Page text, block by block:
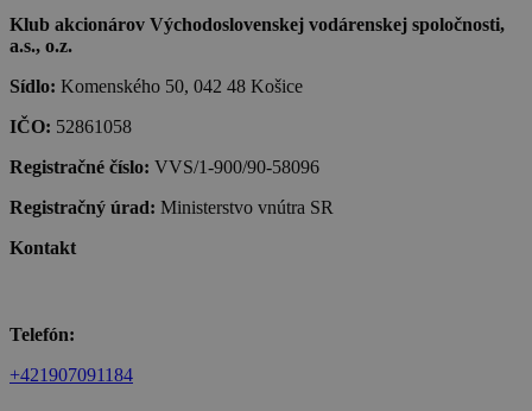
Klub akcionárov Východoslovenskej vodárenskej spoločnosti,
a.s., o.z.
Sídlo: Komenského 50, 042 48 Košice
IČO: 52861058
Registračné číslo: VVS/1-900/90-58096
Registračný úrad: Ministerstvo vnútra SR
Kontakt
Telefón:
+421907091184